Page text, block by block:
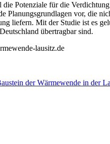
Potenziale für die
Planungsgrundlagen vor, die
liefern. Mit der Studie ist es
übertragbar sind.
lausitz.de
der Wärmewende in der